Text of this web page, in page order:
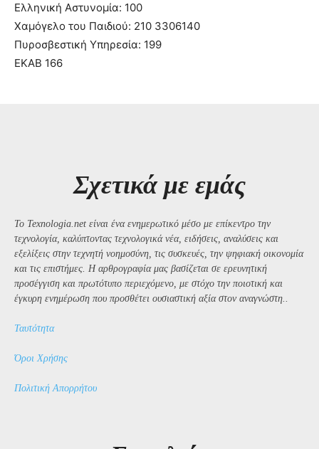
Ελληνική Αστυνομία: 100
Χαμόγελο του Παιδιού: 210 3306140
Πυροσβεστική Υπηρεσία: 199
ΕΚΑΒ 166
Σχετικά με εμάς
Το Texnologia.net είναι ένα ενημερωτικό μέσο με επίκεντρο την
τεχνολογία, καλύπτοντας τεχνολογικά νέα, ειδήσεις, αναλύσεις και
εξελίξεις στην τεχνητή νοημοσύνη, τις συσκευές, την ψηφιακή οικονομία
και τις επιστήμες. Η αρθρογραφία μας βασίζεται σε ερευνητική
προσέγγιση και πρωτότυπο περιεχόμενο, με στόχο την ποιοτική και
έγκυρη ενημέρωση που προσθέτει ουσιαστική αξία στον αναγνώστη..
Ταυτότητα
Όροι Χρήσης
Πολιτική Απορρήτου